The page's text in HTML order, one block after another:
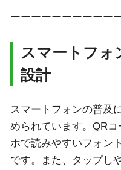
ーーーーーーーーーー
スマートフォ
設計
スマートフォンの普及
められています。QR
ホで読みやすいフォン
です。また、タップし